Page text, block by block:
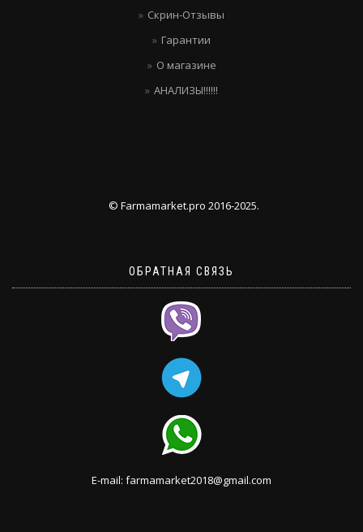
Скрин-Отзывы
Гарантии
О магазине
АНАЛИЗЫ!!!!!!
© Farmamarket.pro 2016-2025.
ОБРАТНАЯ СВЯЗЬ
E-mail: farmamarket2018@gmail.com